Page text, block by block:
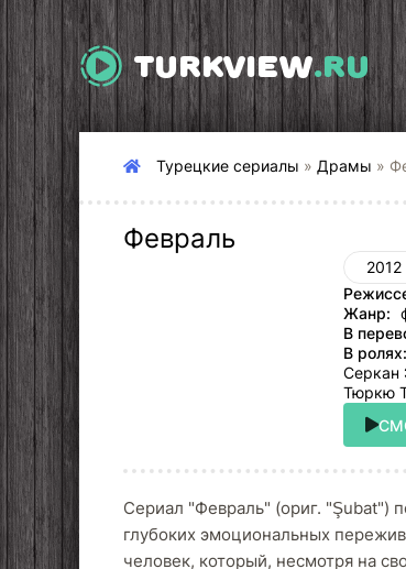
TURKVIEW.RU
Турецкие сериалы » Драмы »
Февраль
2012
Жанр:
В
В ролях:
Серкан
Тюркю
Сериал "Февраль" (ориг. "Şubat")
глубоких эмоциональных
человек, который, несмотря на